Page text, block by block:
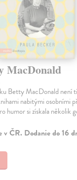
MacDonald
Betty MacDonald není
nabitými osobními
humor si získala několik
v ČR. Dodanie do 16